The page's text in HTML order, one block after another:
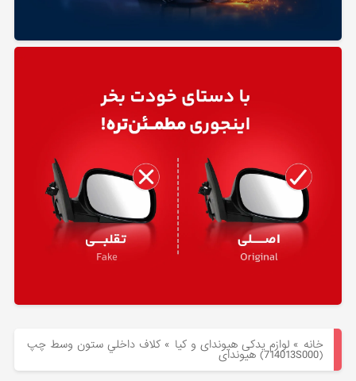
لوازم
خانه »لوازم یدکی هیوندای و کیا »كلاف داخلي ستون وسط چپ
(714013S000) هیوندای